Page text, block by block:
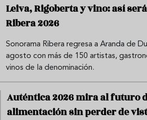
Leiva, Rigoberta y vino: así
Ribera 2026
Sonorama Ribera regresa a Aranda de
agosto con más de 150 artistas,
vinos de la denominación.
Auténtica 2026 mira al futuro
alimentación sin perder de